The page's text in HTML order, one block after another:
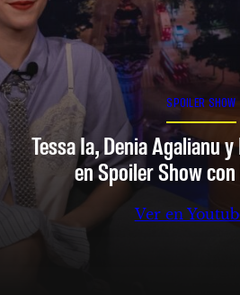
SPOILER SHOW
Tessa Ia, Denia Agalianu
en Spoiler Show
Ver en